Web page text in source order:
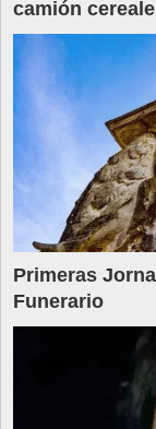
camión
Primeras
Funerario